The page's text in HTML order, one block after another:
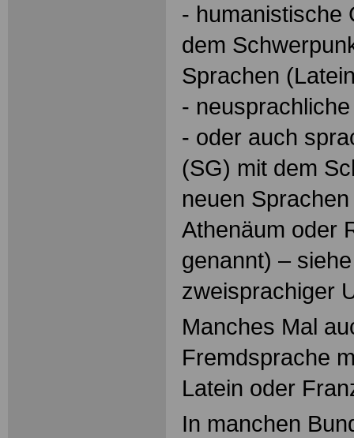
- humanistische
dem
Sprachen
-
- oder auch
(SG) mit dem
neuen
Athenäum oder
genannt) –
zweisprachiger
Manches Mal
Fremdsprache
Latein oder
In manchen